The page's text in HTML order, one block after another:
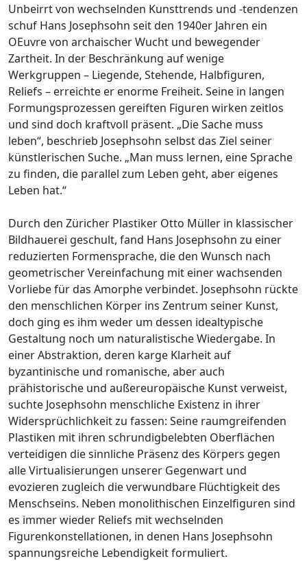
Unbeirrt von wechselnden Kunsttrends und -tendenzen
schuf Hans Josephsohn seit den 1940er Jahren ein
OEuvre von archaischer Wucht und bewegender
Zartheit. In der Beschränkung auf wenige
Werkgruppen – Liegende, Stehende, Halbfiguren,
Reliefs – erreichte er enorme Freiheit. Seine in langen
Formungsprozessen gereiften Figuren wirken zeitlos
und sind doch kraftvoll präsent. „Die Sache muss
leben“, beschrieb Josephsohn selbst das Ziel seiner
künstlerischen Suche. „Man muss lernen, eine Sprache
zu finden, die parallel zum Leben geht, aber eigenes
Leben hat.“
Durch den Züricher Plastiker Otto Müller in klassischer
Bildhauerei geschult, fand Hans Josephsohn zu einer
reduzierten Formensprache, die den Wunsch nach
geometrischer Vereinfachung mit einer wachsenden
Vorliebe für das Amorphe verbindet. Josephsohn rückte
den menschlichen Körper ins Zentrum seiner Kunst,
doch ging es ihm weder um dessen idealtypische
Gestaltung noch um naturalistische Wiedergabe. In
einer Abstraktion, deren karge Klarheit auf
byzantinische und romanische, aber auch
prähistorische und außereuropäische Kunst verweist,
suchte Josephsohn menschliche Existenz in ihrer
Widersprüchlichkeit zu fassen: Seine raumgreifenden
Plastiken mit ihren schrundigbelebten Oberflächen
verteidigen die sinnliche Präsenz des Körpers gegen
alle Virtualisierungen unserer Gegenwart und
evozieren zugleich die verwundbare Flüchtigkeit des
Menschseins. Neben monolithischen Einzelfiguren sind
es immer wieder Reliefs mit wechselnden
Figurenkonstellationen, in denen Hans Josephsohn
spannungsreiche Lebendigkeit formuliert.